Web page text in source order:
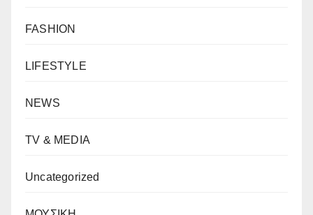
FASHION
LIFESTYLE
NEWS
TV & MEDIA
Uncategorized